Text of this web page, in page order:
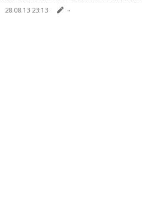
um Neuigkeiten ...
28.08.13 23:13